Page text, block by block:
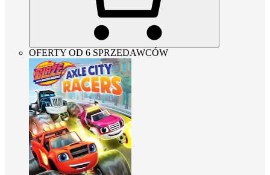
OFERTY OD 6 SPRZEDAWCÓW